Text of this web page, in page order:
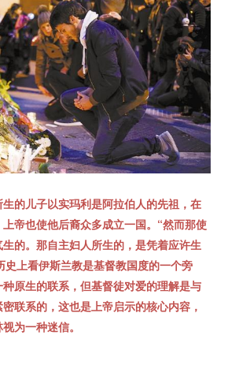
的儿子以实玛利是阿拉伯人的先祖，在
上帝也使他后裔众多成立一国。“然而那使
的。那自主妇人所生的，是凭着应许生
史上看伊斯兰教是基督教国度的一个旁
原生的联系，但基督徒对爱的理解是与
联系的，这也是上帝启示的核心内容，
为一种迷信。